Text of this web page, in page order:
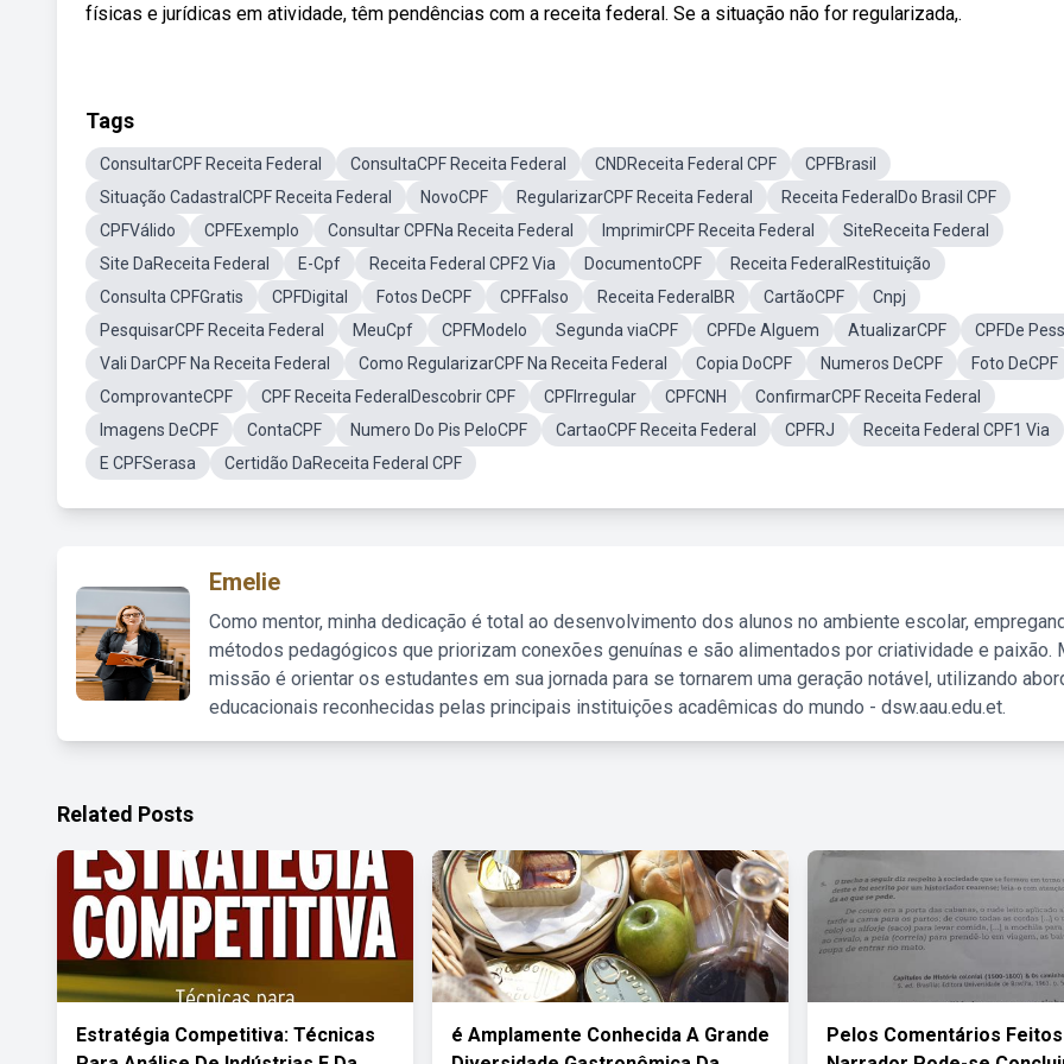
físicas e jurídicas em atividade, têm pendências com a receita federal. Se a situação não for regularizada,.
Tags
ConsultarCPF Receita Federal ConsultaCPF Receita Federal CNDReceita Federal CPF
CPFBrasil
Situação CadastralCPF Receita Federal
NovoCPF RegularizarCPF Receita Federal
Receita FederalDo Brasil CPF
CPFVálido
CPFExemplo Consultar CPFNa Receita Federal ImprimirCPF Receita Federal
SiteReceita Federal
Site DaReceita Federal
E-Cpf Receita Federal CPF2 Via DocumentoCPF
Receita FederalRestituição
Consulta CPFGratis
CPFDigital Fotos DeCPF CPFFalso Receita FederalBR CartãoCPF
Cnpj
PesquisarCPF Receita Federal
MeuCpf CPFModelo Segunda viaCPF CPFDe Alguem AtualizarCPF
CPFDe
Vali DarCPF Na Receita Federal
Como RegularizarCPF Na Receita Federal Copia DoCPF Numeros DeCPF
Foto DeCPF
ComprovanteCPF
CPF Receita FederalDescobrir CPF CPFIrregular CPFCNH
ConfirmarCPF Receita Federal
Imagens DeCPF
ContaCPF Numero Do Pis PeloCPF CartaoCPF Receita Federal CPFRJ
Receita Federal CPF1 Via
E CPFSerasa
Certidão DaReceita Federal CPF
Emelie
Como mentor, minha dedicação é total ao desenvolvimento dos alunos no ambiente escolar,
métodos pedagógicos que priorizam conexões genuínas e são alimentados por criatividade e paixão.
missão é orientar os estudantes em sua jornada para se tornarem uma geração notável, utilizando
educacionais reconhecidas pelas principais instituições acadêmicas do mundo - dsw.aau.edu.et.
Related Posts
Estratégia Competitiva: Técnicas
é Amplamente Conhecida A Grande
Pelos Comentários